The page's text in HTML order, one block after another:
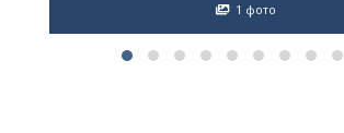
1 фото